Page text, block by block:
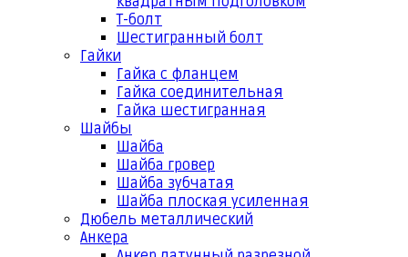
Т-болт
Шестигранный болт
Гайки
Гайка с фланцем
Гайка соединительная
Гайка шестигранная
Шайбы
Шайба
Шайба гровер
Шайба зубчатая
Шайба плоская усиленная
Дюбель металлический
Анкера